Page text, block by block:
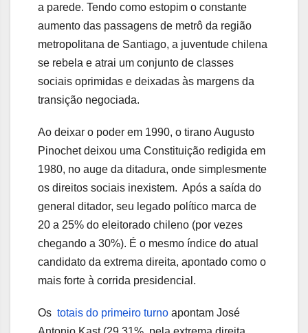
a parede. Tendo como estopim o constante
aumento das passagens de metrô da região
metropolitana de Santiago, a juventude chilena
se rebela e atrai um conjunto de classes
sociais oprimidas e deixadas às margens da
transição negociada.
Ao deixar o poder em 1990, o tirano Augusto
Pinochet deixou uma Constituição redigida em
1980, no auge da ditadura, onde simplesmente
os direitos sociais inexistem. Após a saída do
general ditador, seu legado político marca de
20 a 25% do eleitorado chileno (por vezes
chegando a 30%). É o mesmo índice do atual
candidato da extrema direita, apontado como o
mais forte à corrida presidencial.
Os totais do primeiro turno apontam José